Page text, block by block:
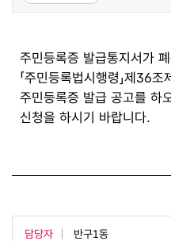
주민등록증 발급통지서가
「주민등록법시행령」제36
주민등록증 발급 공고를 하
신청을 하시기 바랍니다.
담당자
반구1동